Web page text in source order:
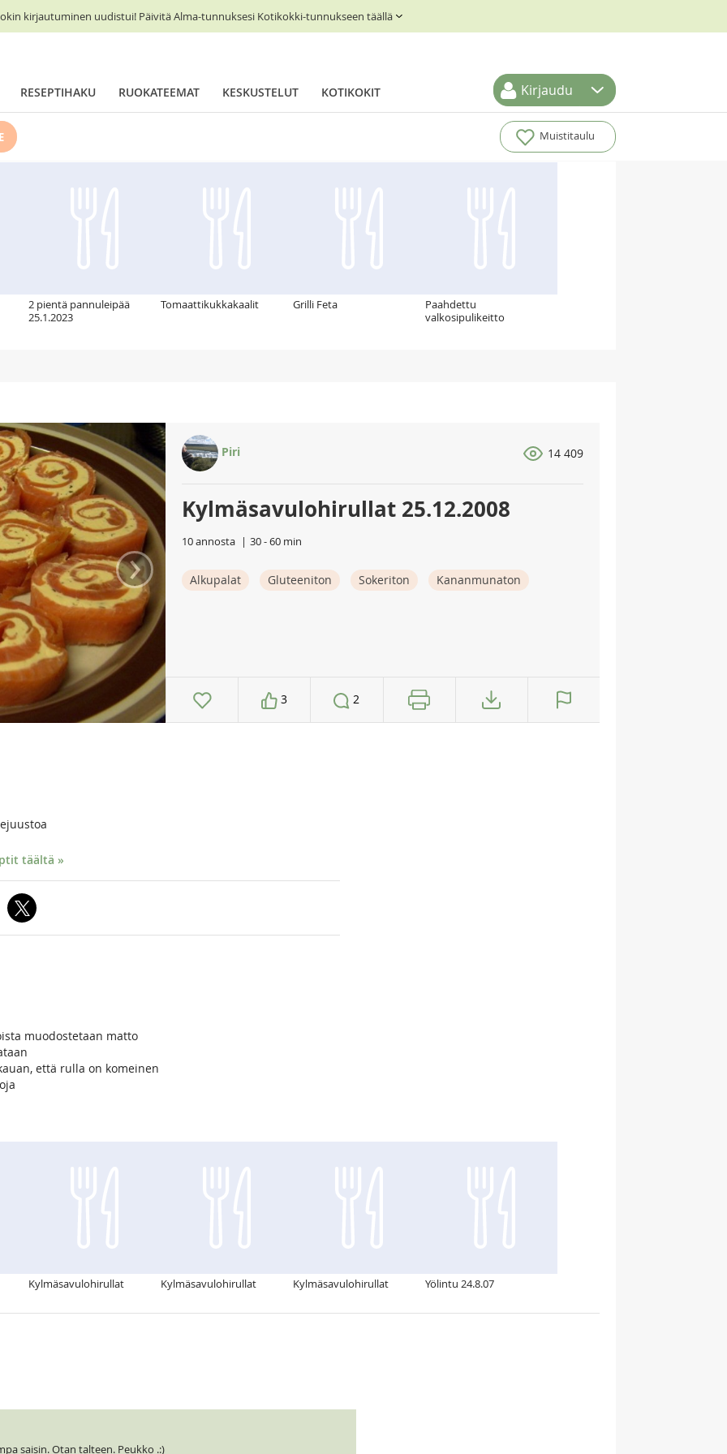
kirjautuminen uudistui! Päivitä Alma-tunnuksesi Kotikokki-tunnukseen täällä
RESEPTIHAKU RUOKATEEMAT KESKUSTELUT KOTIKOKIT Kirjaudu
Muistitaulu
2 pientä pannuleipää
25.1.2023
Tomaattikukkakaalit Grilli Feta
Paahdettu
valkosipulikeitto
›
Piri 14 409
Kylmäsavulohirullat 25.12.2008
10 annosta 30 - 60 min
Alkupalat Gluteeniton Sokeriton Kananmunaton
3 2
täältä »
muodostetaan matto
että rulla on komeinen
Kylmäsavulohirullat Kylmäsavulohirullat Kylmäsavulohirullat Yölintu 24.8.07
saisin. Otan talteen. Peukko .:)